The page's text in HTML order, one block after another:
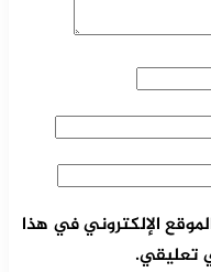
الإلكتروني في هذا
تعليقي.